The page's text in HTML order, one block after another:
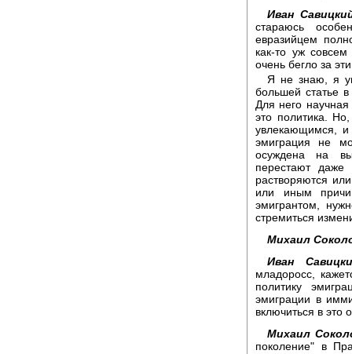
Иван
стараюсь
евразийцем
как-то уж
очень бегло за
Я не знаю, я
большей статье
Для него
это политика.
увлекающимся,
эмиграция не
осуждена на
перестают
растворяются
или иным
эмигрантом,
стремиться
Михаил
Иван
младоросс,
политику
эмиграции в
включиться в это
Михаил
поколение" в